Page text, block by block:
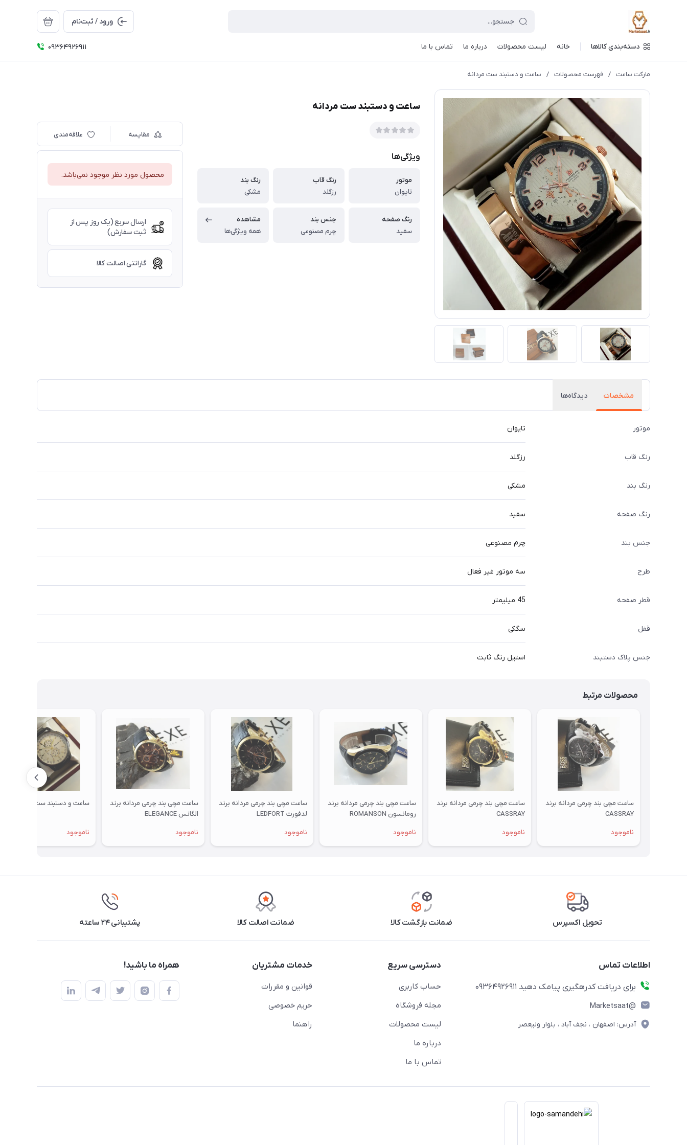
ورود / ثبت‌نام
دسته‌بندی کالاها خانه لیست محصولات درباره ما تماس با ما 09364926911
مارکت ساعت / فهرست محصولات / ساعت و دستبند ست مردانه
ساعت و دستبند ست مردانه
ویژگی‌ها
موتور
تایوان
رنگ قاب
رزگلد
رنگ بند
مشکی
رنگ صفحه
سفید
جنس بند
چرم مصنوعی
مشاهده
همه ویژگی‌ها
مقایسه علاقه‌مندی
محصول مورد نظر موجود نمی‌باشد.
ارسال سریع (یک روز پس از
ثبت سفارش)
گارانتی اصالت کالا
مشخصات دیدگاه‌ها
موتور تایوان
رنگ قاب رزگلد
رنگ بند مشکی
رنگ صفحه سفید
جنس بند چرم مصنوعی
طرح سه موتور غیر فعال
قطر صفحه 45 میلیمتر
قفل سگکی
جنس پلاک دستبند استیل رنگ ثابت
محصولات مرتبط
ساعت مچی بند چرمی مردانه برند
CASSRAY
ناموجود
ساعت مچی بند چرمی مردانه برند
CASSRAY
ناموجود
ساعت مچی بند چرمی مردانه برند
رومانسون ROMANSON
ناموجود
ساعت مچی بند چرمی مردانه برند
لدفورت LEDFORT
ناموجود
ساعت مچی بند چرمی مردانه برند
الگانس ELEGANCE
ناموجود
ساعت و دستبند ست مردانه
ناموجود
تحویل اکسپرس ضمانت بازگشت کالا ضمانت اصالت کالا پشتیبانی ۲۴ ساعته
اطلاعات تماس
برای دریافت کدرهگیری پیامک دهید 09364926911
@Marketsaat
آدرس: اصفهان ، نجف آباد ، بلوار ولیعصر
دسترسی سریع
حساب کاربری
مجله فروشگاه
لیست محصولات
درباره ما
تماس با ما
خدمات مشتریان
قوانین و مقررات
حریم خصوصی
راهنما
همراه ما باشید!